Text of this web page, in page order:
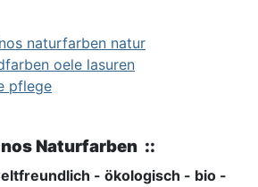
Naturfarben ::
- ökologisch - bio -